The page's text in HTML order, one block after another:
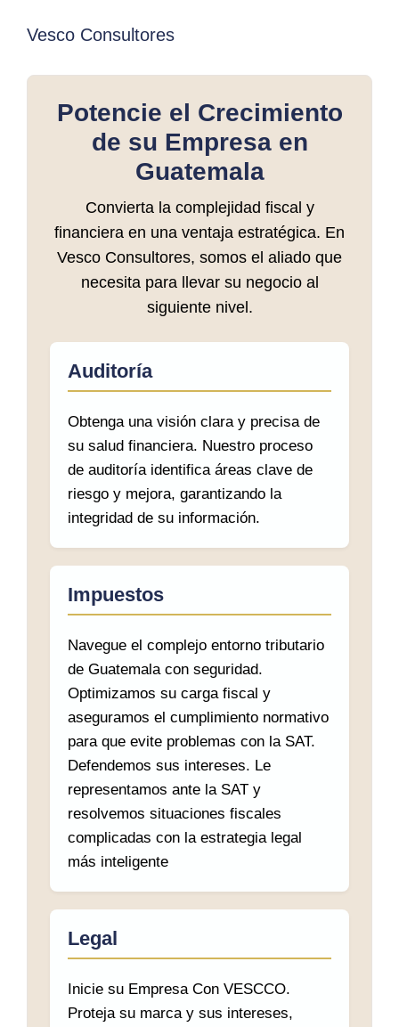
Vesco Consultores
Potencie el Crecimiento
de su Empresa en
Guatemala
Convierta la complejidad fiscal y
financiera en una ventaja estratégica. En
Vesco Consultores, somos el aliado que
necesita para llevar su negocio al
siguiente nivel.
Auditoría
Obtenga una visión clara y precisa de
su salud financiera. Nuestro proceso
de auditoría identifica áreas clave de
riesgo y mejora, garantizando la
integridad de su información.
Impuestos
Navegue el complejo entorno tributario
de Guatemala con seguridad.
Optimizamos su carga fiscal y
aseguramos el cumplimiento normativo
para que evite problemas con la SAT.
Defendemos sus intereses. Le
representamos ante la SAT y
resolvemos situaciones fiscales
complicadas con la estrategia legal
más inteligente
Legal
Inicie su Empresa Con VESCCO.
Proteja su marca y sus intereses,